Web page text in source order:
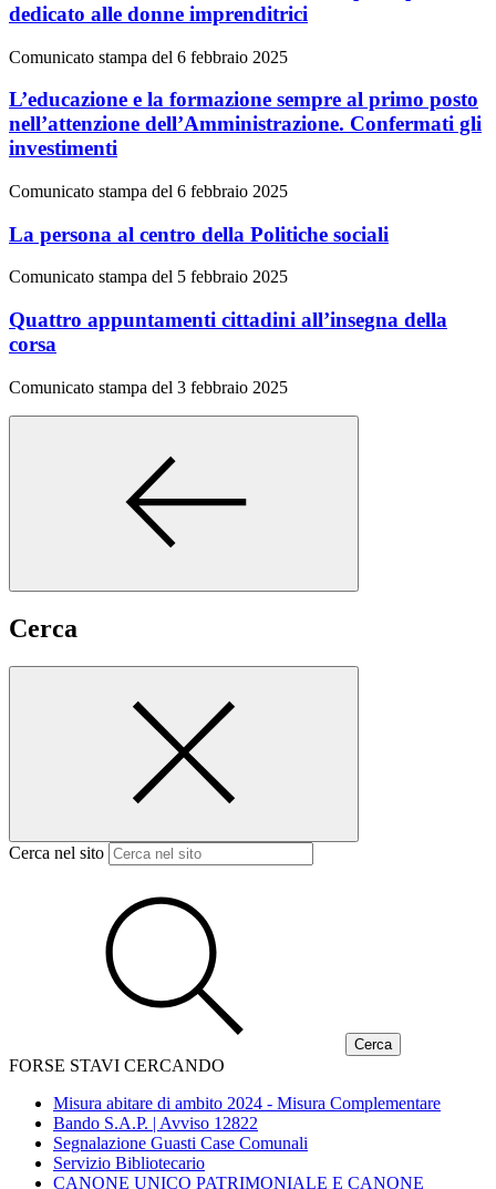
dedicato alle donne imprenditrici
Comunicato stampa del 6 febbraio 2025
L’educazione e la formazione sempre al primo posto
nell’attenzione dell’Amministrazione. Confermati gli
investimenti
Comunicato stampa del 6 febbraio 2025
La persona al centro della Politiche sociali
Comunicato stampa del 5 febbraio 2025
Quattro appuntamenti cittadini all’insegna della
corsa
Comunicato stampa del 3 febbraio 2025
Cerca
Cerca nel sito
FORSE STAVI CERCANDO
Misura abitare di ambito 2024 - Misura Complementare
Bando S.A.P. | Avviso 12822
Segnalazione Guasti Case Comunali
Servizio Bibliotecario
CANONE UNICO PATRIMONIALE E CANONE